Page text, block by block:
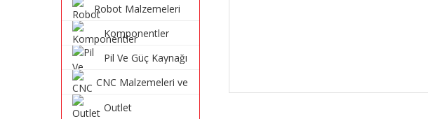
Robot Malzemeleri
Komponentler
Pil Ve Güç Kaynağı
CNC Malzemeleri ve
Outlet